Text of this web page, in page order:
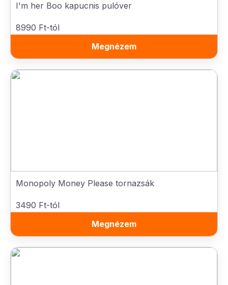
I'm her Boo kapucnis pulóver
8990 Ft-tól
Megnézem
Monopoly Money Please tornazsák
3490 Ft-tól
Megnézem